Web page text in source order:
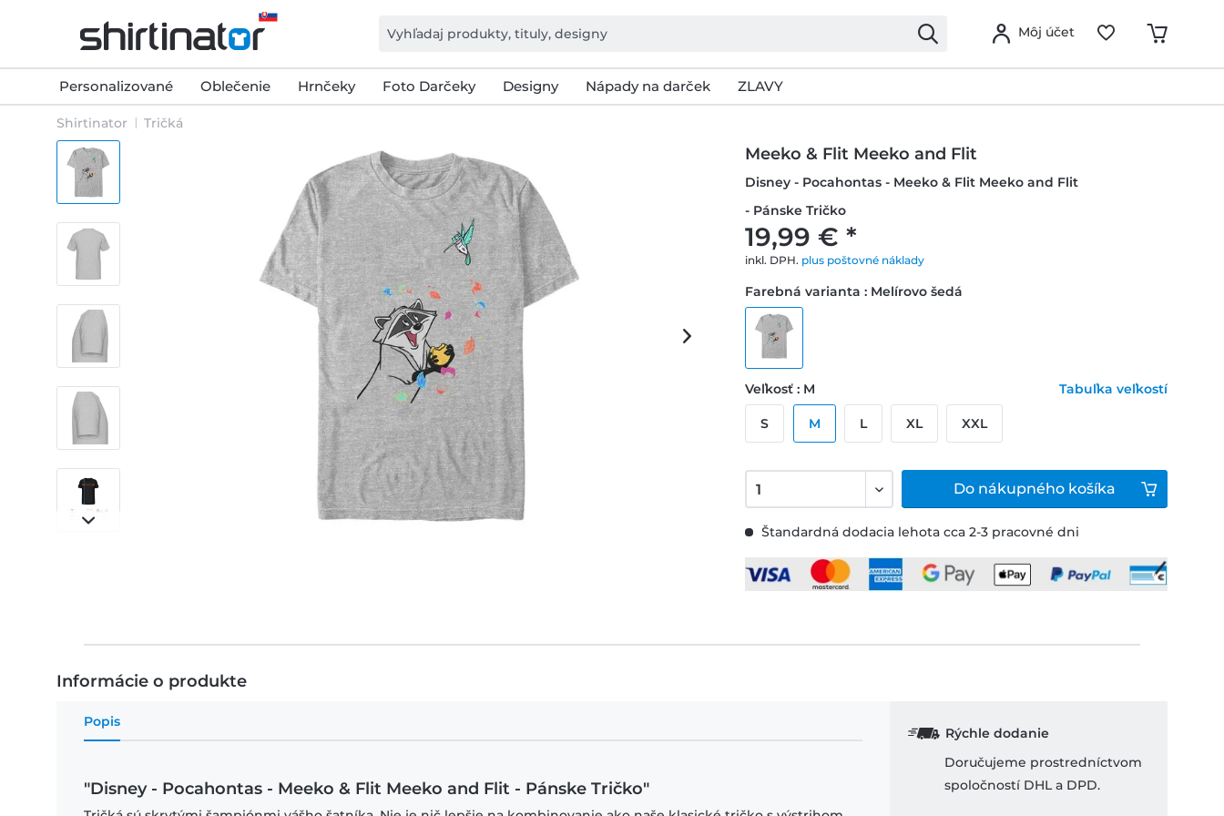
Môj účet
Personalizované Oblečenie Hrnčeky Foto Darčeky Designy Nápady na darček ZLAVY
Shirtinator Tričká
Meeko & Flit Meeko and Flit
Disney - Pocahontas - Meeko & Flit Meeko and Flit
- Pánske Tričko
19,99 € *
inkl. DPH. plus poštovné náklady
Štandardná dodacia lehota cca 2-3 pracovné dni
Farebná varianta : Melírovo šedá
Veľkosť : M Tabuľka veľkostí
S M L XL XXL
Do nákupného košíka
Informácie o produkte
Popis
"Disney - Pocahontas - Meeko & Flit Meeko and Flit - Pánske Tričko"
Rýchle dodanie
Doručujeme prostredníctvom
spoločností DHL a DPD.